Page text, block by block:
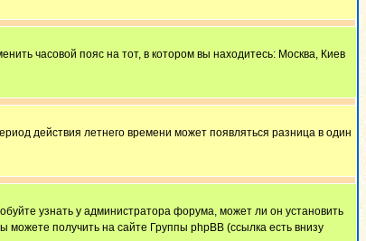
часовой пояс на тот, в котором вы находитесь: Москва, Киев
действия летнего времени может появляться разница в один
узнать у администратора форума, может ли он установить
получить на сайте Группы phpBB (ссылка есть внизу